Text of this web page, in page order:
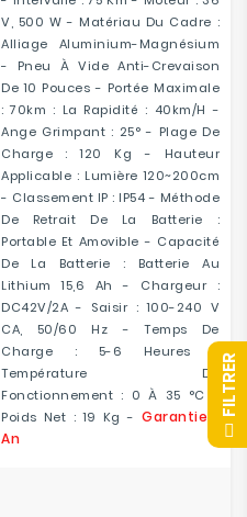
V, 500 W - Matériau Du Cadre :
Alliage Aluminium-Magnésium
- Pneu À Vide Anti-Crevaison
De 10 Pouces - Portée Maximale
: 70km : La Rapidité : 40km/h -
Ange Grimpant : 25° - Plage De
Charge : 120 Kg - Hauteur
Applicable : Lumière 120~200cm
- Classement IP : IP54 - Méthode
De Retrait De La Batterie :
Portable Et Amovible - Capacité
De La Batterie : Batterie Au
Lithium 15,6 Ah - Chargeur :
DC42V/2A - Saisir : 100-240 V
CA, 50/60 Hz - Temps De
Charge : 5-6 Heures -
Température De
Fonctionnement : 0 À 35 °C -
Poids Net : 19 Kg -Garantie 1
An
R